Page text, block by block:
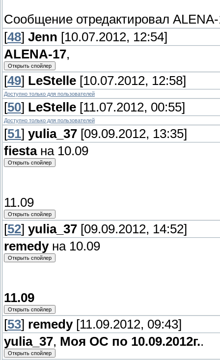
Сообщение отредактировал
[48] Jenn [10.07.2012, 12:54]
ALENA-17,
[49] LeStelle [10.07.2012, 12:58]
Доступно только для пользователей
[50] LeStelle [11.07.2012, 00:55]
Доступно только для пользователей
[51] yulia_37 [09.09.2012, 13:35]
fiestaна 10.09
11.09
[52] yulia_37 [09.09.2012, 14:52]
remedyна 10.09
11.09
[53] remedy[11.09.2012, 09:43]
yulia_37, Моя ОС по 10.09.2012г..